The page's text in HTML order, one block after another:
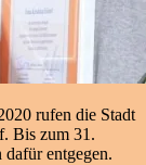
rufen die Stadt
Bis zum 31.
entgegen.